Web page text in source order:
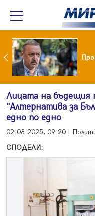
килограмова жена! Искаше бърза печалба...
Лицата на бъдещия
"Алтернатива за
едно по едно
02.08.2025, 09:20 |
СПОДЕЛИ: